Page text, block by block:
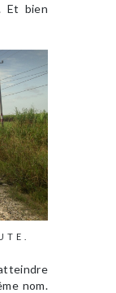
Et bien
nom.